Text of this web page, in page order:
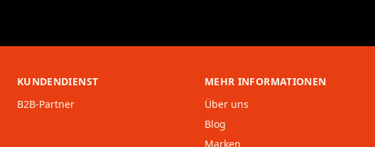
KUNDENDIENST
B2B-Partner
MEHR INFORMATIONEN
Über uns
Blog
Marken